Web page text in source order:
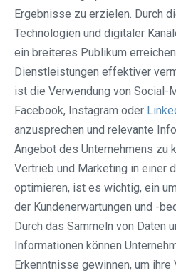
Ergebnisse zu erzielen. Durch
Technologien und digitaler
ein breiteres Publikum
Dienstleistungen effektiver
ist die Verwendung von Social-
Facebook, Instagram oder
anzusprechen und relevante
Angebot des Unternehmens zu
Vertrieb und Marketing in einer
optimieren, ist es wichtig, ein
der Kundenerwartungen und -
Durch das Sammeln von Daten
Informationen können
Erkenntnisse gewinnen, um ihre